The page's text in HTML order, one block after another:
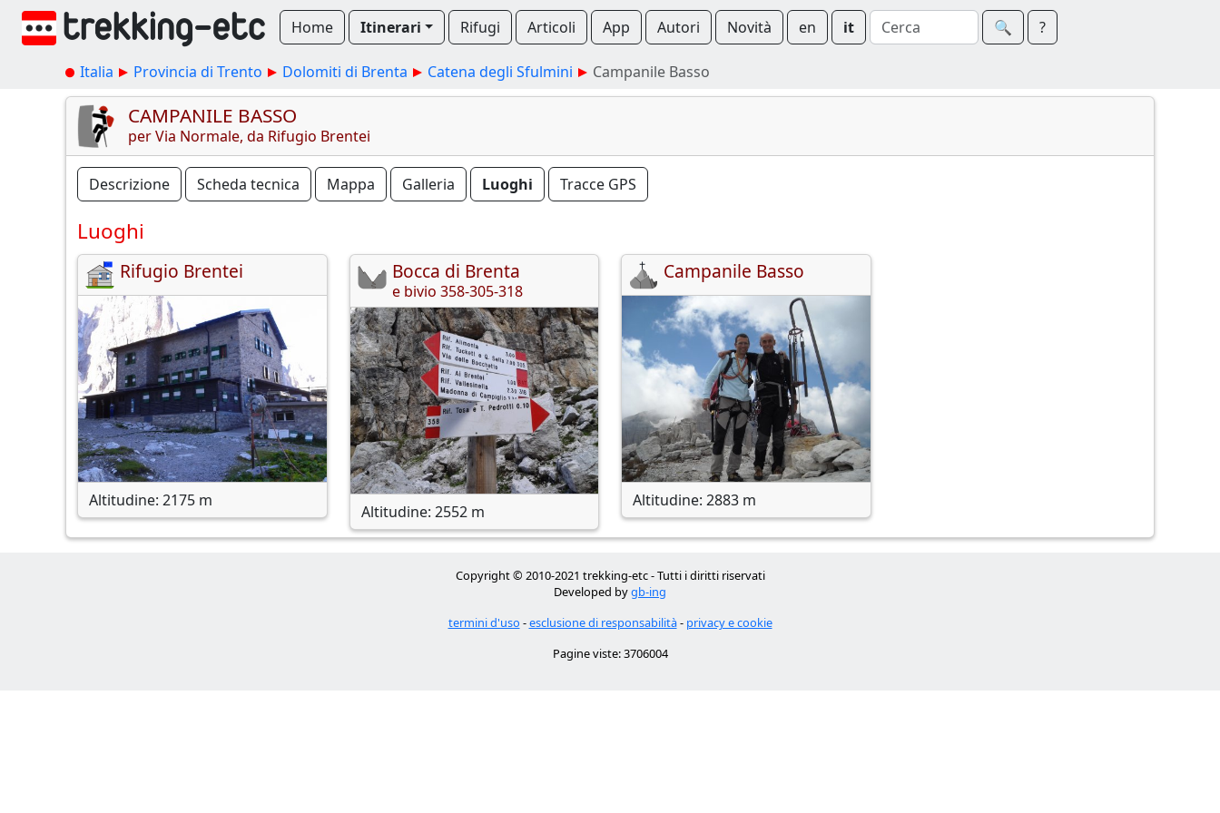
Home Itinerari Rifugi Articoli App Autori Novità en it 🔍︎ ?
Italia Provincia di Trento Dolomiti di Brenta Catena degli Sfulmini Campanile Basso
CAMPANILE BASSO
per Via Normale, da Rifugio Brentei
Descrizione Scheda tecnica Mappa Galleria Luoghi Tracce GPS
Luoghi
Rifugio Brentei
Altitudine: 2175 m
Bocca di Brenta
e bivio 358-305-318
Altitudine: 2552 m
Campanile Basso
Altitudine: 2883 m
Copyright © 2010-2021 trekking-etc - Tutti i diritti riservati
Developed bygb-ing
termini d'uso -esclusione di responsabilità- privacy e cookie
Pagine viste: 3706004